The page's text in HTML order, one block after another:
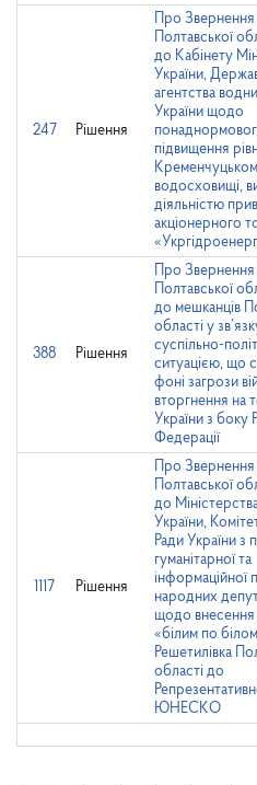
247 Рішення
Про Звернення
Полтавської
до Кабінету
України,
агентства
України щодо
підвищення
водосховищі,
діяльністю
акціонерного
388 Рішення
Про Звернення
Полтавської
до мешканців
області у
суспільно-
ситуацією, що
фоні загрози
вторгнення на
України з боку
Федерації
1117 Рішення
Про Звернення
Полтавської
до
України,
Ради України з
гуманітарної та
інформаційної
народних
щодо внесення
«білим по
Решетилівка
області до
ЮНЕСКО